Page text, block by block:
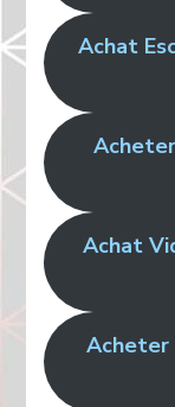
Achat
Achat
Acheter